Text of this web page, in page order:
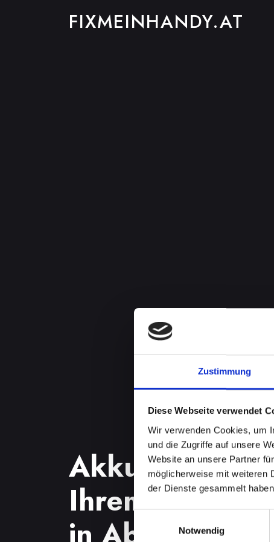
Zustimmung
Diese Webseite verwendet
Wir verwenden Cookies, um
und die Zugriffe auf unsere
Website an unsere Partner
möglicherweise mit weiteren
der Dienste gesammelt
Notwendig
FIXMEINHANDY.AT
Ihrem